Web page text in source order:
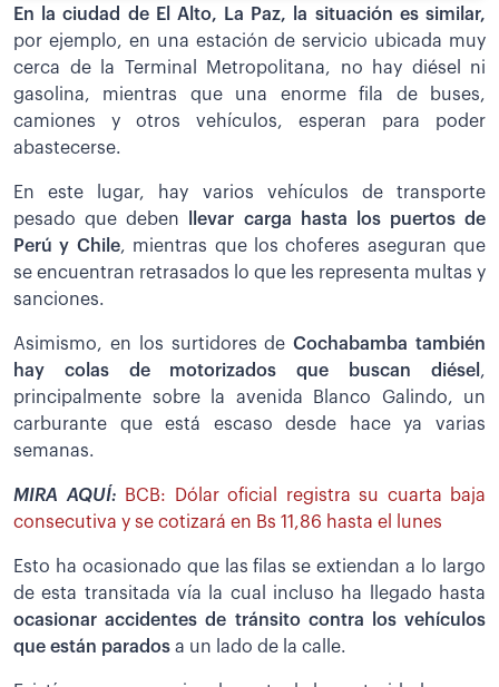
En la ciudad de El Alto, La Paz, la situación es similar,
por ejemplo, en una estación de servicio ubicada muy
cerca de la Terminal Metropolitana, no hay diésel ni
gasolina, mientras que una enorme fila de buses,
camiones y otros vehículos, esperan para poder
abastecerse.
En este lugar, hay varios vehículos de transporte
pesado que deben
llevar carga hasta los puertos de
Perú y Chile, mientras que los choferes aseguran que
se encuentran retrasados lo que les representa multas y
sanciones.
Asimismo, en los surtidores de Cochabamba también
hay colas de motorizados que buscan diésel ,
principalmente sobre la avenida Blanco Galindo, un
carburante que está escaso desde hace ya varias
semanas.
MIRA AQUÍ:
BCB: Dólar oficial registra su cuarta baja
consecutiva y se cotizará en Bs 11,86 hasta el lunes
Esto ha ocasionado que las filas se extiendan a lo largo
de esta transitada vía la cual incluso ha llegado hasta
ocasionar accidentes de tránsito contra los vehículos
que están parados a un lado de la calle.